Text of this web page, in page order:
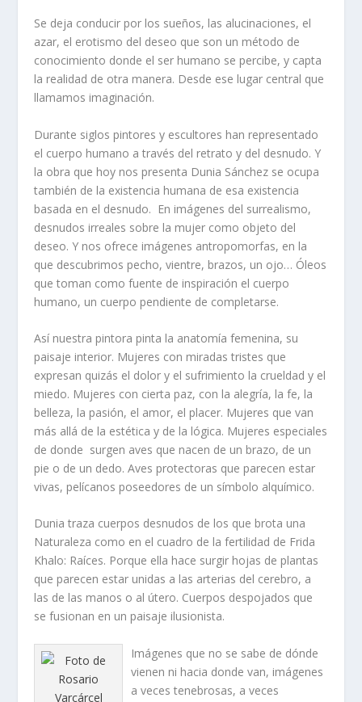
Se deja conducir por los sueños, las alucinaciones, el
azar, el erotismo del deseo que son un método de
conocimiento donde el ser humano se percibe, y capta
la realidad de otra manera. Desde ese lugar central que
llamamos imaginación.
Durante siglos pintores y escultores han representado
el cuerpo humano a través del retrato y del desnudo. Y
la obra que hoy nos presenta Dunia Sánchez se ocupa
también de la existencia humana de esa existencia
basada en el desnudo. En imágenes del surrealismo,
desnudos irreales sobre la mujer como objeto del
deseo. Y nos ofrece imágenes antropomorfas, en la
que descubrimos pecho, vientre, brazos, un ojo… Óleos
que toman como fuente de inspiración el cuerpo
humano, un cuerpo pendiente de completarse.
Así nuestra pintora pinta la anatomía femenina, su
paisaje interior. Mujeres con miradas tristes que
expresan quizás el dolor y el sufrimiento la crueldad y el
miedo. Mujeres con cierta paz, con la alegría, la fe, la
belleza, la pasión, el amor, el placer. Mujeres que van
más allá de la estética y de la lógica. Mujeres especiales
de donde surgen aves que nacen de un brazo, de un
pie o de un dedo. Aves protectoras que parecen estar
vivas, pelícanos poseedores de un símbolo alquímico.
Dunia traza cuerpos desnudos de los que brota una
Naturaleza como en el cuadro de la fertilidad de Frida
Khalo: Raíces. Porque ella hace surgir hojas de plantas
que parecen estar unidas a las arterias del cerebro, a
las de las manos o al útero. Cuerpos despojados que
se fusionan en un paisaje ilusionista.
Imágenes que no se sabe de dónde
vienen ni hacia donde van, imágenes
a veces tenebrosas, a veces